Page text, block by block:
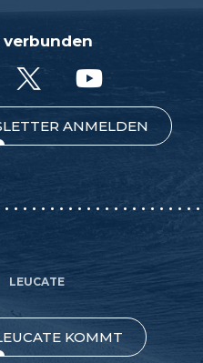
ANMELDEN
LEUCATE
KOMMT